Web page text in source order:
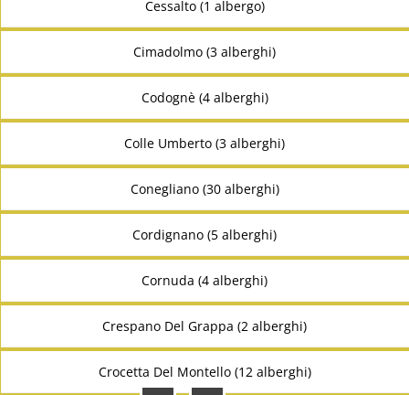
Cessalto (1 albergo)
Cimadolmo (3 alberghi)
Codognè (4 alberghi)
Colle Umberto (3 alberghi)
Conegliano (30 alberghi)
Cordignano (5 alberghi)
Cornuda (4 alberghi)
Crespano Del Grappa (2 alberghi)
Crocetta Del Montello (12 alberghi)